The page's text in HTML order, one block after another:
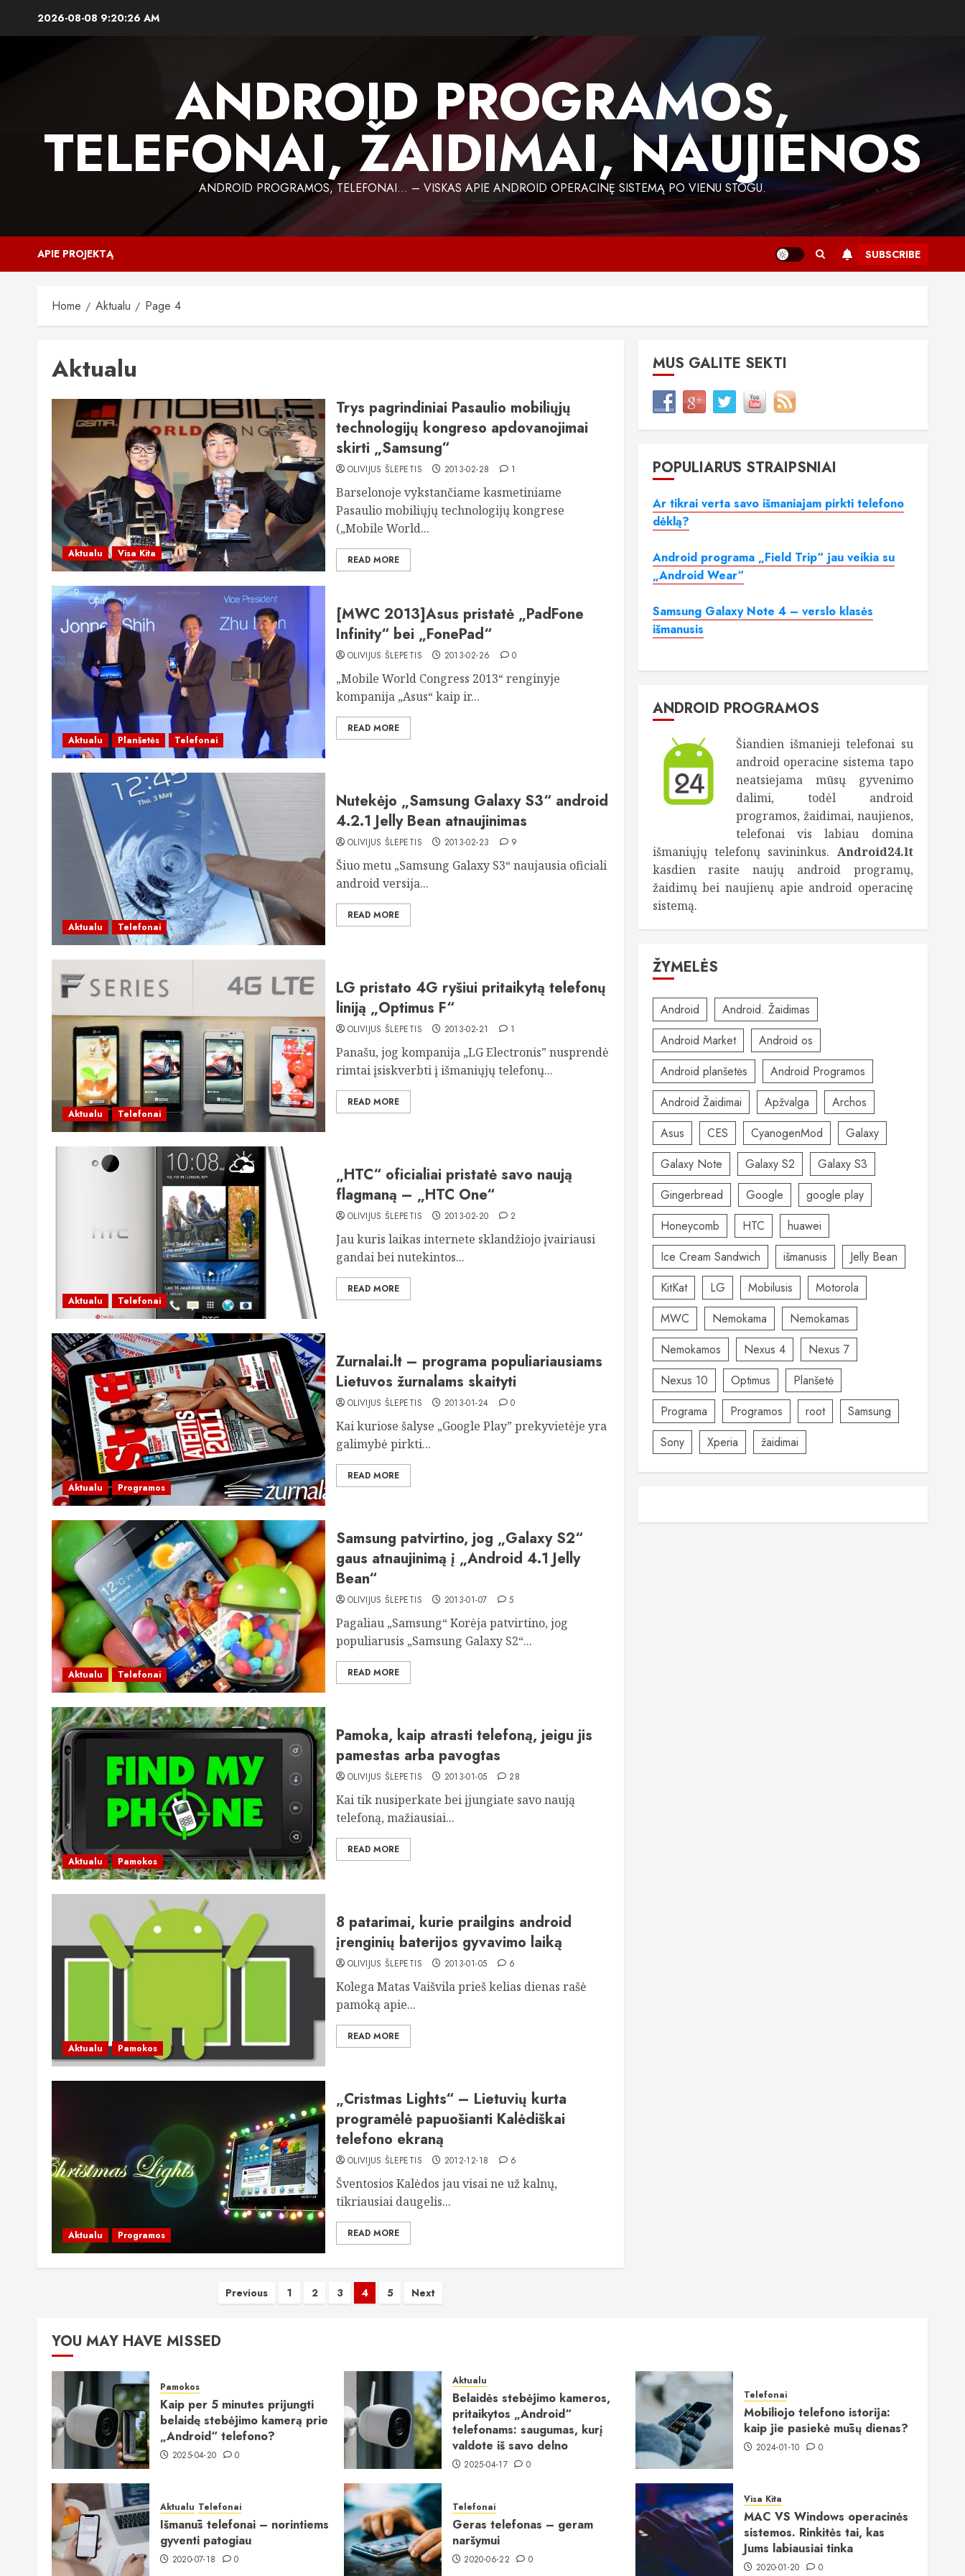
2026-08-08 9:20:27 AM
ANDROID PROGRAMOS,
TELEFONAI, ŽAIDIMAI, NAUJIENOS
ANDROID PROGRAMOS, TELEFONAI… – VISKAS APIE ANDROID OPERACINĘ SISTEMĄ PO VIENU STOGU.
APIE PROJEKTĄ SUBSCRIBE
Home Aktualu Page 4
Aktualu
Aktualu Visa Kita
Trys pagrindiniai Pasaulio mobiliųjų
technologijų kongreso apdovanojimai
skirti „Samsung“
OLIVIJUS ŠLEPETIS 2013-02-28 1
Barselonoje vykstančiame kasmetiniame
Pasaulio mobiliųjų technologijų kongrese
(„Mobile World...
READ MORE
Aktualu Planšetės Telefonai
[MWC 2013]Asus pristatė „PadFone
Infinity“ bei „FonePad“
OLIVIJUS ŠLEPETIS 2013-02-26 0
„Mobile World Congress 2013“ renginyje
kompanija „Asus“ kaip ir...
READ MORE
Aktualu Telefonai
Nutekėjo „Samsung Galaxy S3“ android
4.2.1 Jelly Bean atnaujinimas
OLIVIJUS ŠLEPETIS 2013-02-23 9
Šiuo metu „Samsung Galaxy S3“ naujausia oficiali
android versija...
READ MORE
Aktualu Telefonai
LG pristato 4G ryšiui pritaikytą telefonų
liniją „Optimus F“
OLIVIJUS ŠLEPETIS 2013-02-21 1
Panašu, jog kompanija „LG Electronis” nusprendė
rimtai įsiskverbti į išmaniųjų telefonų...
READ MORE
Aktualu Telefonai
„HTC“ oficialiai pristatė savo naują
flagmaną – „HTC One“
OLIVIJUS ŠLEPETIS 2013-02-20 2
Jau kuris laikas internete sklandžiojo įvairiausi
gandai bei nutekintos...
READ MORE
Aktualu Programos
Zurnalai.lt – programa populiariausiams
Lietuvos žurnalams skaityti
OLIVIJUS ŠLEPETIS 2013-01-24 0
Kai kuriose šalyse „Google Play” prekyvietėje yra
galimybė pirkti...
READ MORE
Aktualu Telefonai
Samsung patvirtino, jog „Galaxy S2“
gaus atnaujinimą į „Android 4.1 Jelly
Bean“
OLIVIJUS ŠLEPETIS 2013-01-07 5
Pagaliau „Samsung“ Korėja patvirtino, jog
populiarusis „Samsung Galaxy S2“...
READ MORE
Aktualu Pamokos
Pamoka, kaip atrasti telefoną, jeigu jis
pamestas arba pavogtas
OLIVIJUS ŠLEPETIS 2013-01-05 28
Kai tik nusiperkate bei įjungiate savo naują
telefoną, mažiausiai...
READ MORE
Aktualu Pamokos
8 patarimai, kurie prailgins android
įrenginių baterijos gyvavimo laiką
OLIVIJUS ŠLEPETIS 2013-01-05 6
Kolega Matas Vaišvila prieš kelias dienas rašė
pamoką apie...
READ MORE
Aktualu Programos
„Cristmas Lights“ – Lietuvių kurta
programėlė papuošianti Kalėdiškai
telefono ekraną
OLIVIJUS ŠLEPETIS 2012-12-18 6
Šventosios Kalėdos jau visai ne už kalnų,
tikriausiai daugelis...
READ MORE
Įrašų
Previous 1 2 3 4 5 Next
MUS GALITE SEKTI
POPULIARŪS STRAIPSNIAI
Ar tikrai verta savo išmaniajam pirkti telefono
dėklą?
Android programa „Field Trip“ jau veikia su
„Android Wear“
Samsung Galaxy Note 4 – verslo klasės
išmanusis
ANDROID PROGRAMOS
Šiandien išmanieji telefonai su
android operacine sistema tapo
neatsiejama mūsų gyvenimo
dalimi, todėl android
programos, žaidimai, naujienos,
telefonai vis labiau domina
išmaniųjų telefonų savininkus. Android24.lt
kasdien rasite naujų android programų,
žaidimų bei naujienų apie android operacinę
sistemą.
ŽYMELĖS
Android
Android. Žaidimas
Android Market
Android os
Android planšetės
Android Programos
Android Žaidimai
Apžvalga
Archos
Asus
CES CyanogenMod
Galaxy
Galaxy Note
Galaxy S2
Galaxy S3
Gingerbread
Google
google play
Honeycomb
HTC
huawei
Ice Cream Sandwich
išmanusis
Jelly Bean
KitKat
LG Mobilusis
Motorola
MWC
Nemokama
Nemokamas
Nemokamos
Nexus 4
Nexus 7
Nexus 10
Optimus
Planšetė
Programa
Programos root
Samsung
Sony
Xperia žaidimai
YOU MAY HAVE MISSED
Pamokos
Kaip per 5 minutes prijungti
belaidę stebėjimo kamerą prie
„Android“ telefono?
2025-04-20 0
Aktualu
Belaidės stebėjimo kameros,
pritaikytos „Android“
telefonams: saugumas, kurį
valdote iš savo delno
2025-04-17 0
Telefonai
Mobiliojo telefono istorija:
kaip jie pasiekė mūsų dienas?
2024-01-10 0
Aktualu Telefonai
Išmanūs telefonai – norintiems
gyventi patogiau
2020-07-18 0
Telefonai
Geras telefonas – geram
naršymui
2020-06-22 0
Visa Kita
MAC VS Windows operacinės
sistemos. Rinkitės tai, kas
Jums labiausiai tinka
2020-01-20 0